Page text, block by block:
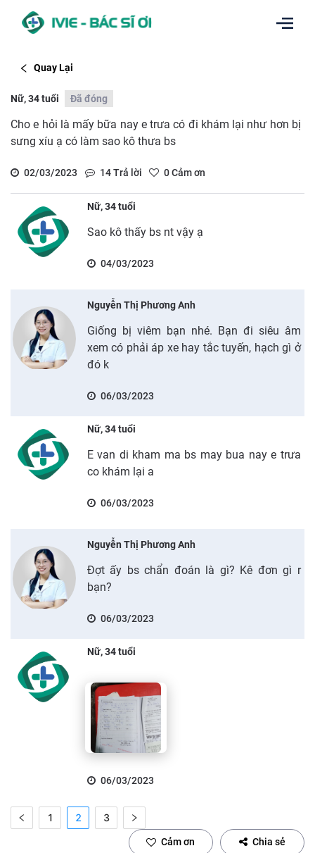
Quay Lại
Nữ, 34 tuổi Đã đóng
Cho e hỏi là mấy bữa nay e trưa có đi khám lại như hơn bị
sưng xíu ạ có làm sao kô thưa bs
02/03/2023 14Trả lời 0Cảm ơn
Nữ, 34 tuổi
Sao kô thấy bs nt vậy ạ
04/03/2023
Nguyễn Thị Phương Anh
Giống bị viêm bạn nhé. Bạn đi siêu âm
xem có phải áp xe hay tắc tuyến, hạch gì ở
đó k
06/03/2023
Nữ, 34 tuổi
E van di kham ma bs may bua nay e trưa
co khám lại a
06/03/2023
Nguyễn Thị Phương Anh
Đợt ấy bs chẩn đoán là gì? Kê đơn gì r
bạn?
06/03/2023
Nữ, 34 tuổi
06/03/2023
1 2 3
Cảm ơn Chia sẻ